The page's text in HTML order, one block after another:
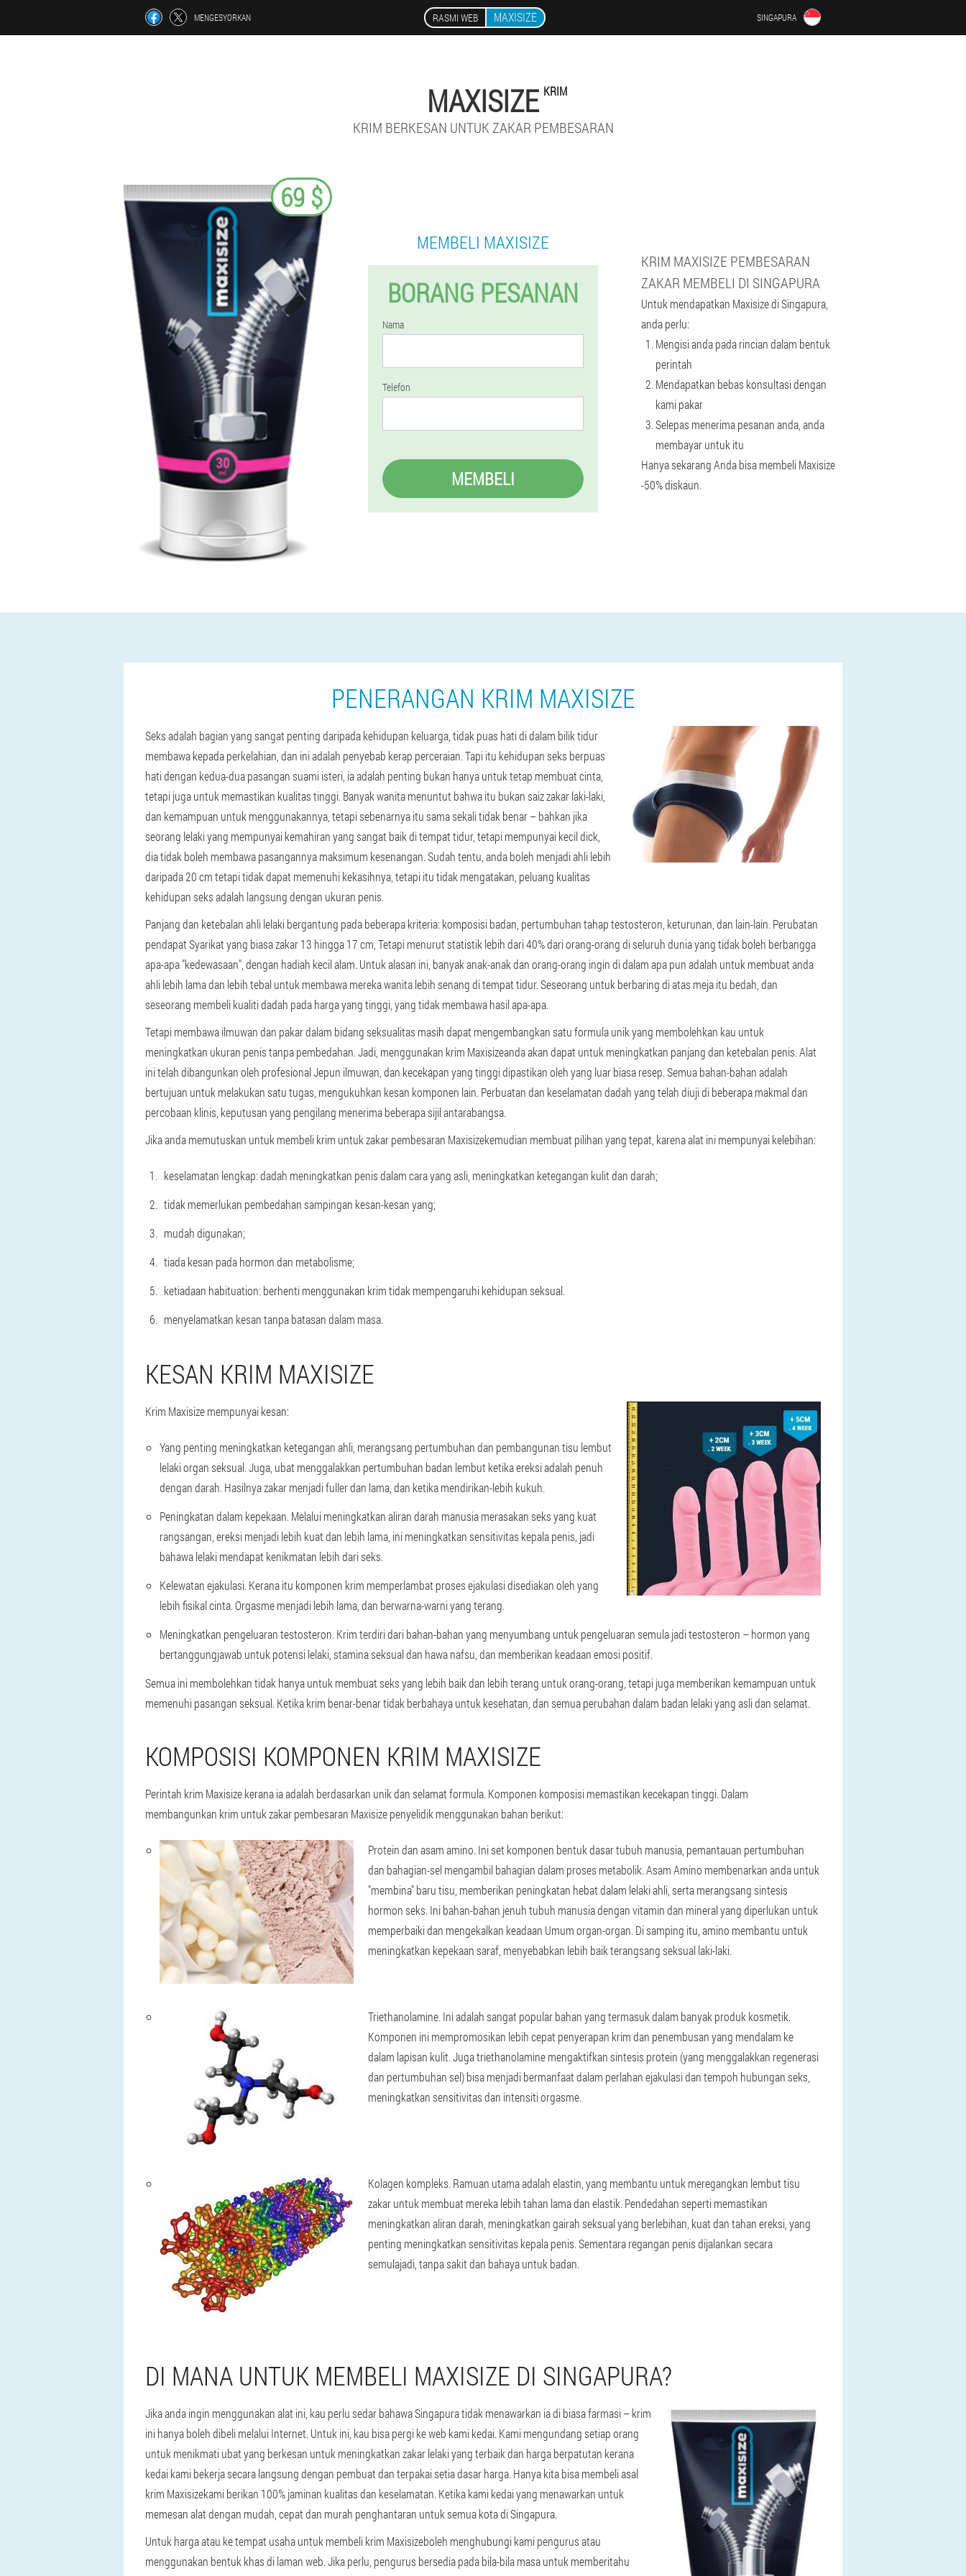
MENGESYORKAN RASMI WEB MAXISIZE SINGAPURA
MAXISIZE KRIM
KRIM BERKESAN UNTUK ZAKAR PEMBESARAN
69 $
MEMBELI MAXISIZE
BORANG PESANAN
Nama
Telefon
MEMBELI
KRIM MAXISIZE PEMBESARAN
ZAKAR MEMBELI DI SINGAPURA
Untuk mendapatkan Maxisize di Singapura,
anda perlu:
Mengisi anda pada rincian dalam bentuk
perintah
Mendapatkan bebas konsultasi dengan
kami pakar
Selepas menerima pesanan anda, anda
membayar untuk itu
Hanya sekarang Anda bisa membeli Maxisize
-50% diskaun.
PENERANGAN KRIM MAXISIZE
Seks adalah bagian yang sangat penting daripada kehidupan keluarga, tidak puas hati di dalam bilik tidur
membawa kepada perkelahian, dan ini adalah penyebab kerap perceraian. Tapi itu kehidupan seks berpuas
hati dengan kedua-dua pasangan suami isteri, ia adalah penting bukan hanya untuk tetap membuat cinta,
tetapi juga untuk memastikan kualitas tinggi. Banyak wanita menuntut bahwa itu bukan saiz zakar laki-laki,
dan kemampuan untuk menggunakannya, tetapi sebenarnya itu sama sekali tidak benar – bahkan jika
seorang lelaki yang mempunyai kemahiran yang sangat baik di tempat tidur, tetapi mempunyai kecil dick,
dia tidak boleh membawa pasangannya maksimum kesenangan. Sudah tentu, anda boleh menjadi ahli lebih
daripada 20 cm tetapi tidak dapat memenuhi kekasihnya, tetapi itu tidak mengatakan, peluang kualitas
kehidupan seks adalah langsung dengan ukuran penis.
Panjang dan ketebalan ahli lelaki bergantung pada beberapa kriteria: komposisi badan, pertumbuhan tahap testosteron, keturunan, dan lain-lain. Perubatan
pendapat Syarikat yang biasa zakar 13 hingga 17 cm, Tetapi menurut statistik lebih dari 40% dari orang-orang di seluruh dunia yang tidak boleh berbangga
apa-apa "kedewasaan", dengan hadiah kecil alam. Untuk alasan ini, banyak anak-anak dan orang-orang ingin di dalam apa pun adalah untuk membuat anda
ahli lebih lama dan lebih tebal untuk membawa mereka wanita lebih senang di tempat tidur. Seseorang untuk berbaring di atas meja itu bedah, dan
seseorang membeli kualiti dadah pada harga yang tinggi, yang tidak membawa hasil apa-apa.
Tetapi membawa ilmuwan dan pakar dalam bidang seksualitas masih dapat mengembangkan satu formula unik yang membolehkan kau untuk
meningkatkan ukuran penis tanpa pembedahan. Jadi, menggunakan krim Maxisizeanda akan dapat untuk meningkatkan panjang dan ketebalan penis. Alat
ini telah dibangunkan oleh profesional Jepun ilmuwan, dan kecekapan yang tinggi dipastikan oleh yang luar biasa resep. Semua bahan-bahan adalah
bertujuan untuk melakukan satu tugas, mengukuhkan kesan komponen lain. Perbuatan dan keselamatan dadah yang telah diuji di beberapa makmal dan
percobaan klinis, keputusan yang pengilang menerima beberapa sijil antarabangsa.
Jika anda memutuskan untuk membeli krim untuk zakar pembesaran Maxisizekemudian membuat pilihan yang tepat, karena alat ini mempunyai kelebihan:
keselamatan lengkap: dadah meningkatkan penis dalam cara yang asli, meningkatkan ketegangan kulit dan darah;
tidak memerlukan pembedahan sampingan kesan-kesan yang;
mudah digunakan;
tiada kesan pada hormon dan metabolisme;
ketiadaan habituation: berhenti menggunakan krim tidak mempengaruhi kehidupan seksual.
menyelamatkan kesan tanpa batasan dalam masa.
KESAN KRIM MAXISIZE
Krim Maxisize mempunyai kesan:
Yang penting meningkatkan ketegangan ahli, merangsang pertumbuhan dan pembangunan tisu lembut
lelaki organ seksual. Juga, ubat menggalakkan pertumbuhan badan lembut ketika ereksi adalah penuh
dengan darah. Hasilnya zakar menjadi fuller dan lama, dan ketika mendirikan-lebih kukuh.
Peningkatan dalam kepekaan. Melalui meningkatkan aliran darah manusia merasakan seks yang kuat
rangsangan, ereksi menjadi lebih kuat dan lebih lama, ini meningkatkan sensitivitas kepala penis, jadi
bahawa lelaki mendapat kenikmatan lebih dari seks.
Kelewatan ejakulasi. Kerana itu komponen krim memperlambat proses ejakulasi disediakan oleh yang
lebih fisikal cinta. Orgasme menjadi lebih lama, dan berwarna-warni yang terang.
Meningkatkan pengeluaran testosteron. Krim terdiri dari bahan-bahan yang menyumbang untuk pengeluaran semula jadi testosteron – hormon yang
bertanggungjawab untuk potensi lelaki, stamina seksual dan hawa nafsu, dan memberikan keadaan emosi positif.
Semua ini membolehkan tidak hanya untuk membuat seks yang lebih baik dan lebih terang untuk orang-orang, tetapi juga memberikan kemampuan untuk
memenuhi pasangan seksual. Ketika krim benar-benar tidak berbahaya untuk kesehatan, dan semua perubahan dalam badan lelaki yang asli dan selamat.
KOMPOSISI KOMPONEN KRIM MAXISIZE
Perintah krim Maxisize kerana ia adalah berdasarkan unik dan selamat formula. Komponen komposisi memastikan kecekapan tinggi. Dalam
membangunkan krim untuk zakar pembesaran Maxisize penyelidik menggunakan bahan berikut:
Protein dan asam amino. Ini set komponen bentuk dasar tubuh manusia, pemantauan pertumbuhan
dan bahagian-sel mengambil bahagian dalam proses metabolik. Asam Amino membenarkan anda untuk
"membina" baru tisu, memberikan peningkatan hebat dalam lelaki ahli, serta merangsang sintesis
hormon seks. Ini bahan-bahan jenuh tubuh manusia dengan vitamin dan mineral yang diperlukan untuk
memperbaiki dan mengekalkan keadaan Umum organ-organ. Di samping itu, amino membantu untuk
meningkatkan kepekaan saraf, menyebabkan lebih baik terangsang seksual laki-laki.
Triethanolamine. Ini adalah sangat popular bahan yang termasuk dalam banyak produk kosmetik.
Komponen ini mempromosikan lebih cepat penyerapan krim dan penembusan yang mendalam ke
dalam lapisan kulit. Juga triethanolamine mengaktifkan sintesis protein (yang menggalakkan regenerasi
dan pertumbuhan sel) bisa menjadi bermanfaat dalam perlahan ejakulasi dan tempoh hubungan seks,
meningkatkan sensitivitas dan intensiti orgasme.
Kolagen kompleks. Ramuan utama adalah elastin, yang membantu untuk meregangkan lembut tisu
zakar untuk membuat mereka lebih tahan lama dan elastik. Pendedahan seperti memastikan
meningkatkan aliran darah, meningkatkan gairah seksual yang berlebihan, kuat dan tahan ereksi, yang
penting meningkatkan sensitivitas kepala penis. Sementara regangan penis dijalankan secara
semulajadi, tanpa sakit dan bahaya untuk badan.
DI MANA UNTUK MEMBELI MAXISIZE DI SINGAPURA?
Jika anda ingin menggunakan alat ini, kau perlu sedar bahawa Singapura tidak menawarkan ia di biasa farmasi – krim
ini hanya boleh dibeli melalui Internet. Untuk ini, kau bisa pergi ke web kami kedai. Kami mengundang setiap orang
untuk menikmati ubat yang berkesan untuk meningkatkan zakar lelaki yang terbaik dan harga berpatutan kerana
kedai kami bekerja secara langsung dengan pembuat dan terpakai setia dasar harga. Hanya kita bisa membeli asal
krim Maxisizekami berikan 100% jaminan kualitas dan keselamatan. Ketika kami kedai yang menawarkan untuk
memesan alat dengan mudah, cepat dan murah penghantaran untuk semua kota di Singapura.
Untuk harga atau ke tempat usaha untuk membeli krim Maxisizeboleh menghubungi kami pengurus atau
menggunakan bentuk khas di laman web. Jika perlu, pengurus bersedia pada bila-bila masa untuk memberitahu